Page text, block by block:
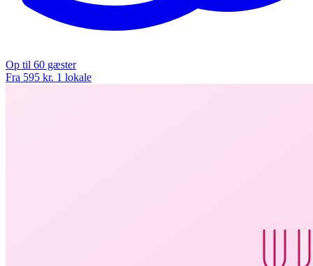
Op til 60 gæster
Fra 595 kr. 1 lokale